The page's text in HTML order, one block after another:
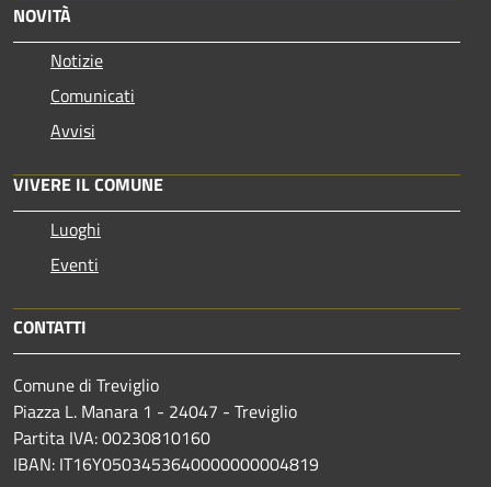
NOVITÀ
Notizie
Comunicati
Avvisi
VIVERE IL COMUNE
Luoghi
Eventi
CONTATTI
Comune di Treviglio
Piazza L. Manara 1 - 24047 - Treviglio
Partita IVA: 00230810160
IBAN: IT16Y0503453640000000004819